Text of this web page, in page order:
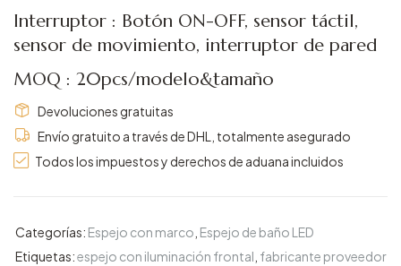
Interruptor : Botón ON-OFF, sensor táctil,
sensor de movimiento, interruptor de pared
MOQ : 20pcs/modelo&tamaño
Devoluciones gratuitas
Envío gratuito a través de DHL, totalmente asegurado
Todos los impuestos y derechos de aduana incluidos
Categorías: Espejo con marco Espejo de baño LED
Etiquetas:espejo con iluminación frontal fabricante proveedor